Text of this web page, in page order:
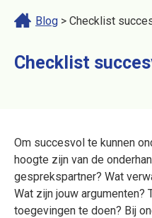
Blog > Checklist
Checklist
Om succesvol te kunnen
hoogte zijn van de
gesprekspartner? Wat
Wat zijn jouw argumenten?
toegevingen te doen? Bij